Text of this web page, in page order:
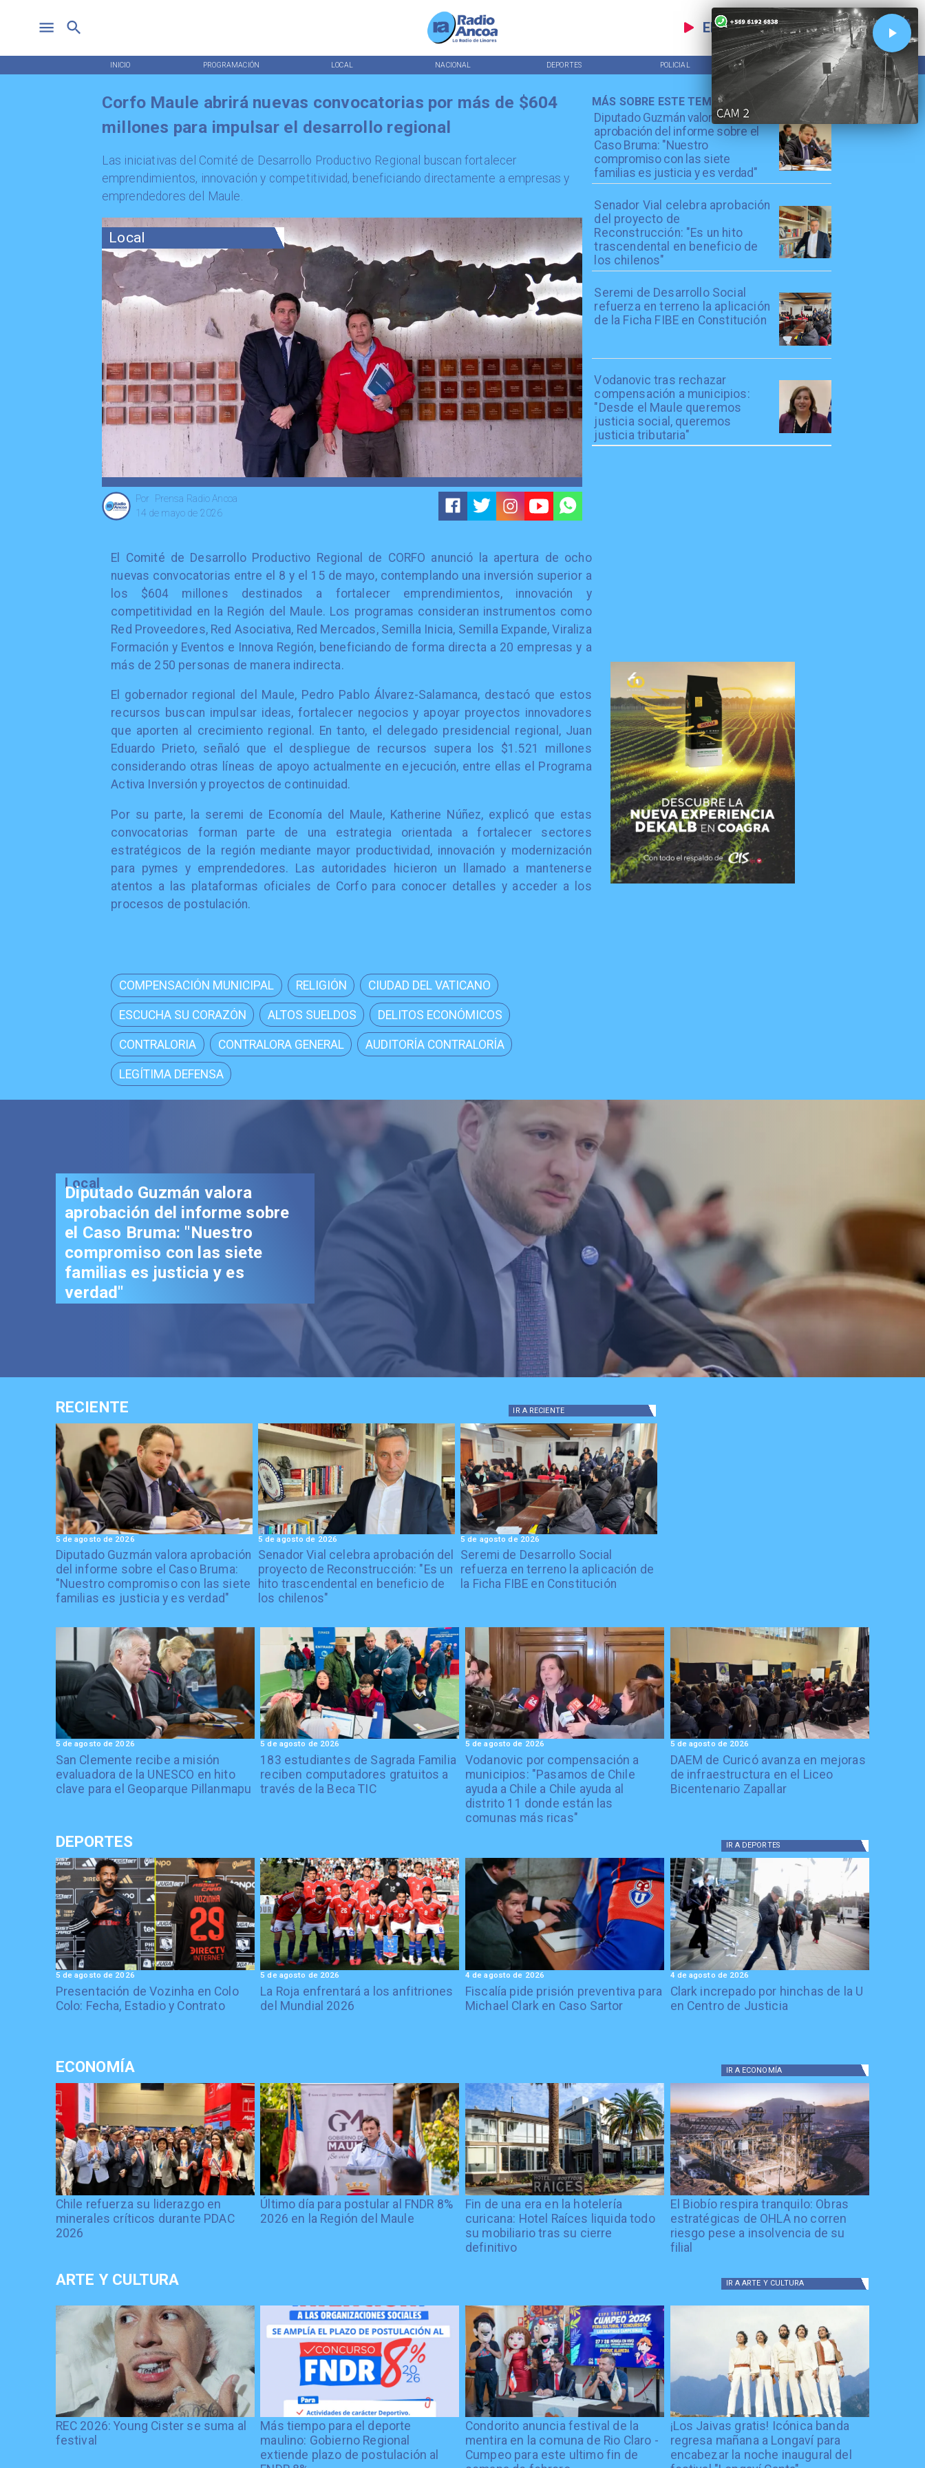
EN VIVO
INICIO PROGRAMACIÓN LOCAL NACIONAL DEPORTES POLICIAL TENDENCIAS
Local
Prensa Radio Ancoa
Por
14 de mayo de 2026
Diputado Guzmán valora
aprobación del informe sobre el
Caso Bruma: "Nuestro
compromiso con las siete
familias es justicia y es verdad"
Senador Vial celebra aprobación
del proyecto de
Reconstrucción: "Es un hito
trascendental en beneficio de
los chilenos"
Seremi de Desarrollo Social
refuerza en terreno la aplicación
de la Ficha FIBE en Constitución
Vodanovic tras rechazar
compensación a municipios:
"Desde el Maule queremos
justicia social, queremos
justicia tributaria"
MÁS SOBRE ESTE TEMA
Corfo Maule abrirá nuevas convocatorias por más de $604
millones para impulsar el desarrollo regional
​Las iniciativas del Comité de Desarrollo Productivo Regional buscan fortalecer
emprendimientos, innovación y competitividad, beneficiando directamente a empresas y
emprendedores del Maule.
El Comité de Desarrollo Productivo Regional de CORFO anunció la apertura de ocho
nuevas convocatorias entre el 8 y el 15 de mayo, contemplando una inversión superior a
los $604 millones destinados a fortalecer emprendimientos, innovación y
competitividad en la Región del Maule. Los programas consideran instrumentos como
Red Proveedores, Red Asociativa, Red Mercados, Semilla Inicia, Semilla Expande, Viraliza
Formación y Eventos e Innova Región, beneficiando de forma directa a 20 empresas y a
más de 250 personas de manera indirecta.
El gobernador regional del Maule, Pedro Pablo Álvarez-Salamanca, destacó que estos
recursos buscan impulsar ideas, fortalecer negocios y apoyar proyectos innovadores
que aporten al crecimiento regional. En tanto, el delegado presidencial regional, Juan
Eduardo Prieto, señaló que el despliegue de recursos supera los $1.521 millones
considerando otras líneas de apoyo actualmente en ejecución, entre ellas el Programa
Activa Inversión y proyectos de continuidad.
Por su parte, la seremi de Economía del Maule, Katherine Núñez, explicó que estas
convocatorias forman parte de una estrategia orientada a fortalecer sectores
estratégicos de la región mediante mayor productividad, innovación y modernización
para pymes y emprendedores. Las autoridades hicieron un llamado a mantenerse
atentos a las plataformas oficiales de Corfo para conocer detalles y acceder a los
procesos de postulación.
COMPENSACIÓN MUNICIPAL RELIGIÓN CIUDAD DEL VATICANO
ESCUCHA SU CORAZÓN ALTOS SUELDOS DELITOS ECONÓMICOS
CONTRALORIA CONTRALORA GENERAL AUDITORÍA CONTRALORÍA
LEGÍTIMA DEFENSA
Local
Diputado Guzmán valora
aprobación del informe sobre
el Caso Bruma: "Nuestro
compromiso con las siete
familias es justicia y es
verdad"
RECIENTE IR A RECIENTE
Diputado Guzmán valora aprobación
del informe sobre el Caso Bruma:
"Nuestro compromiso con las siete
familias es justicia y es verdad"
5 de agosto de 2026
Senador Vial celebra aprobación del
proyecto de Reconstrucción: "Es un
hito trascendental en beneficio de
los chilenos"
5 de agosto de 2026
Seremi de Desarrollo Social
refuerza en terreno la aplicación de
la Ficha FIBE en Constitución
5 de agosto de 2026
San Clemente recibe a misión
evaluadora de la UNESCO en hito
clave para el Geoparque Pillanmapu
5 de agosto de 2026
183 estudiantes de Sagrada Familia
reciben computadores gratuitos a
través de la Beca TIC
5 de agosto de 2026
Vodanovic por compensación a
municipios: "Pasamos de Chile
ayuda a Chile a Chile ayuda al
distrito 11 donde están las
comunas más ricas"
5 de agosto de 2026
DAEM de Curicó avanza en mejoras
de infraestructura en el Liceo
Bicentenario Zapallar
5 de agosto de 2026
DEPORTES IR A DEPORTES
Presentación de Vozinha en Colo
Colo: Fecha, Estadio y Contrato
5 de agosto de 2026
La Roja enfrentará a los anfitriones
del Mundial 2026
5 de agosto de 2026
Fiscalía pide prisión preventiva para
Michael Clark en Caso Sartor
4 de agosto de 2026
Clark increpado por hinchas de la U
en Centro de Justicia
4 de agosto de 2026
ECONOMÍA IR A ECONOMÍA
Chile refuerza su liderazgo en
minerales críticos durante PDAC
2026
Último día para postular al FNDR 8%
2026 en la Región del Maule
Fin de una era en la hotelería
curicana: Hotel Raíces liquida todo
su mobiliario tras su cierre
definitivo
El Biobío respira tranquilo: Obras
estratégicas de OHLA no corren
riesgo pese a insolvencia de su
filial
ARTE Y CULTURA IR A ARTE Y CULTURA
REC 2026: Young Cister se suma al
festival
Más tiempo para el deporte
maulino: Gobierno Regional
extiende plazo de postulación al
Condorito anuncia festival de la
mentira en la comuna de Rio Claro -
Cumpeo para este ultimo fin de
¡Los Jaivas gratis! Icónica banda
regresa mañana a Longaví para
encabezar la noche inaugural del